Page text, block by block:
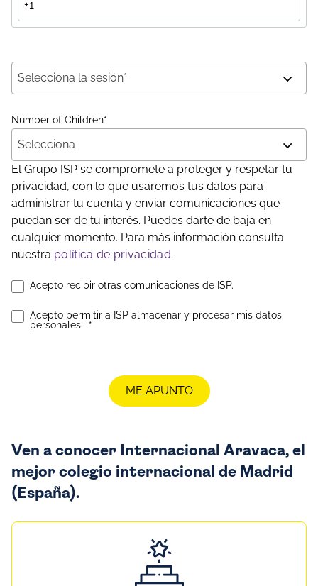
Selecciona la sesión*
Number of Children*
Selecciona
El Grupo ISP se compromete a proteger y respetar tu
privacidad, con lo que usaremos tus datos para
administrar tu cuenta y enviar comunicaciones que
puedan ser de tu interés. Puedes darte de baja en
cualquier momento. Para más información consulta
nuestra política de privacidad.
Acepto recibir otras comunicaciones de ISP.
Acepto permitir a ISP almacenar y procesar mis datos
personales.
*
Ven a conocer Internacional Aravaca, el
mejor colegio internacional de Madrid
(España).